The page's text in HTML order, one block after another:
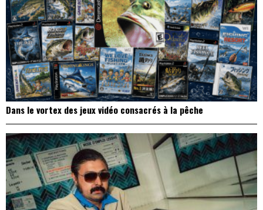
Dans le vortex des jeux vidéo consacrés à la pêche